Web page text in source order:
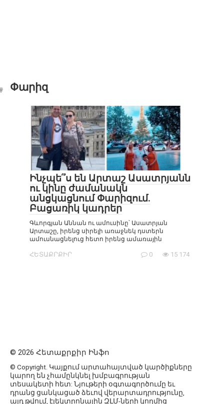
Փարիզ
Ինչպե՞ս են Արտաշ Ասատրյանն
ու կինը ժամանակն
անցկացնում Փարիզում.
Բացառիկ կադրեր
Գևորգյան Աննան ու ամուսինը՝ Ասատրյան
Արտաշը, իրենց սիրելի առաջնեկ դստերն
ամուսնացնելուց հետո իրենց ամառային
ՀԵՏԱՔՐՔԻՐ 0 15 174
© 2026 Հետաքրքիր Ինֆո
© Copyright. Կայքում արտահայտված կարծիքները
կարող են չհամընկնել խմբագրության
տեսակետի հետ: Նյութերի օգտագործումը եւ
դրանց ցանկացած ձեւով վերարտադրությունը,
այդ թվում, էլեկտրոնային ԶԼՄ-ների կողմից